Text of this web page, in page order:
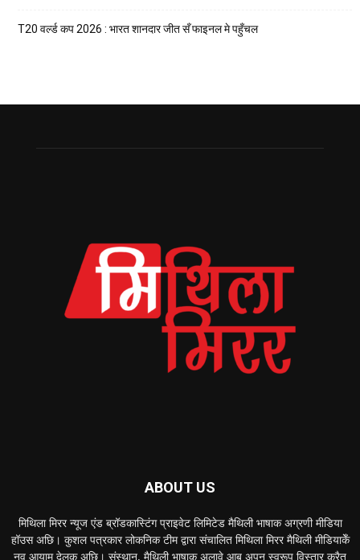
T20 वर्ल्ड कप 2026 : भारत शानदार जीत सँ फाइनल मे पहुँचल
ABOUT US
मिथिला मिरर न्यूज एंड ब्रॉडकास्टिंग प्राइवेट लिमिटेड मैथिली भाषाक अग्रणी मीडिया
हॉउस अछि। कुशल पत्रकार लोकनिक टीम द्वारा संचालित मिथिला मिरर मैथिली मीडियाकेँ
नव आयाम देलक अछि। संस्थान, मैथिली भाषाक अलावे आब अपन स्वरूप विस्तार करैत